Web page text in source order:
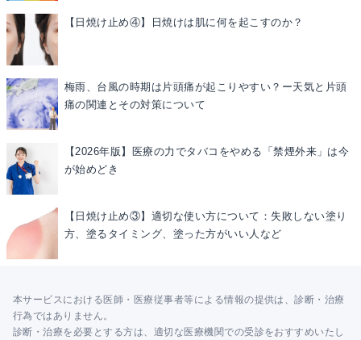
【日焼け止め④】日焼けは肌に何を起こすのか？
梅雨、台風の時期は片頭痛が起こりやすい？ー天気と片頭
痛の関連とその対策について
【2026年版】医療の力でタバコをやめる「禁煙外来」は今
が始めどき
【日焼け止め③】適切な使い方について：失敗しない塗り
方、塗るタイミング、塗った方がいい人など
本サービスにおける医師・医療従事者等による情報の提供は、診断・治療
行為ではありません。
診断・治療を必要とする方は、適切な医療機関での受診をおすすめいたし